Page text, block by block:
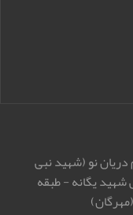
نو (شهید نبی
شهید یگانه - طبقه